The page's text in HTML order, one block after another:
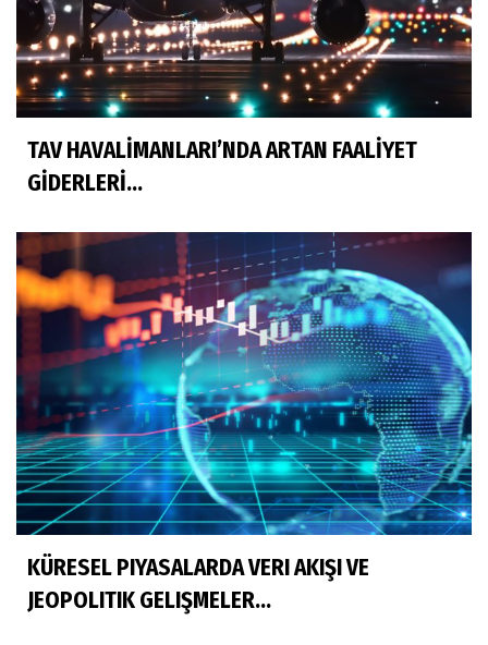
TAV HAVALİMANLARI’NDA ARTAN FAALİYET
GİDERLERİ...
KÜRESEL PIYASALARDA VERI AKIŞI VE
JEOPOLITIK GELIŞMELER...